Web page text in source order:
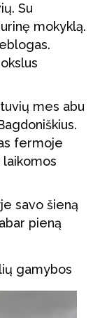
Su
mokyklą.
mes abu
fermoje
laikomos
savo šieną
pieną
gamybos